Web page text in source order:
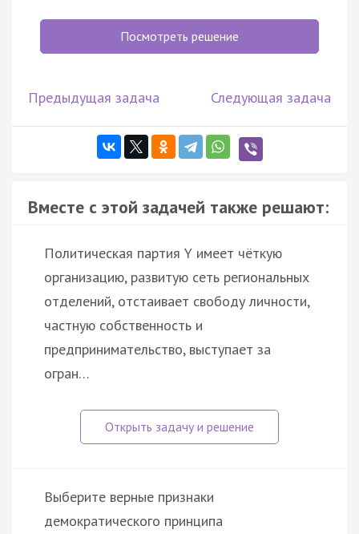
Посмотреть решение
Предыдущая задача Следующая задача
Вместе с этой задачей также решают:
Политическая партия Y имеет чёткую
организацию, развитую сеть региональных
отделений, отстаивает свободу личности,
частную собственность и
предпринимательство, выступает за
огран…
Выберите верные признаки
демократического принципа